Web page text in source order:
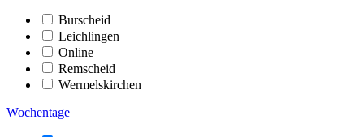
Burscheid
Leichlingen
Online
Remscheid
Wermelskirchen
Wochentage